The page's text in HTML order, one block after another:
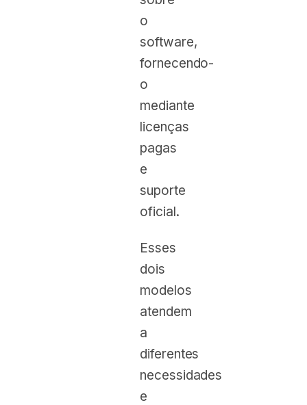
o
software,
fornecendo-
o
mediante
licenças
pagas
e
suporte
oficial.
Esses
dois
modelos
atendem
a
diferentes
necessidades
e